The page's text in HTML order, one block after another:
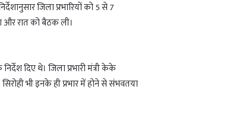
जिला प्रभारियों को 5 से 7
और रात को बैठक ली।
दिए थे। जिला प्रभारी मंत्री केके
भी इनके ही प्रभार में होने से संभवतया